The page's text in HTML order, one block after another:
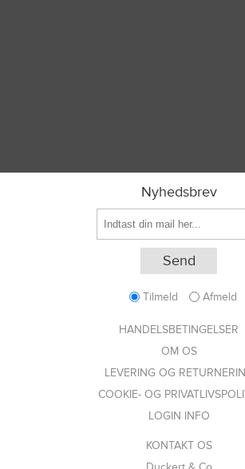
Nyhedsbrev
Tilmeld Afmeld
HANDELSBETINGELSER
OM OS
LEVERING OG
COOKIE- OG
LOGIN INFO
KONTAKT OS